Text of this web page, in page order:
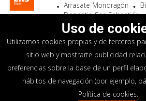
Arrasate-Mondragón
Donostia-San Sebastián
Madrid
El Astillero
SEDE SOCIAL
Goiru, 7 Arrasate-Mondragón
CP 20500 GIPUZKOA – SPAIN
+34 900 84 14 14
info@lksnext.com
Uso de
Utilizamos cookies propias y de terceros
sitio web y mostrarte publicidad
preferencias sobre la base de un perfil
hábitos de navegación (por ejemplo,
Política de cookies.